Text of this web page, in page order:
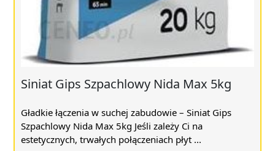
Siniat Gips Szpachlowy Nida Max 5kg
Gładkie łączenia w suchej zabudowie – Siniat Gips
Szpachlowy Nida Max 5kg Jeśli zależy Ci na
estetycznych, trwałych połączeniach płyt ...